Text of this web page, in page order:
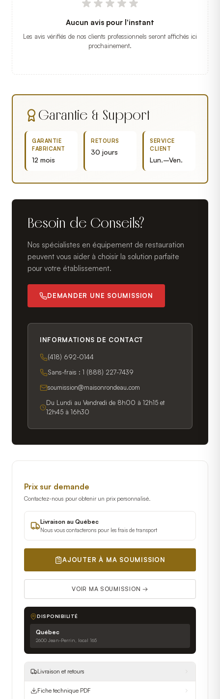
Aucun avis pour l'instant
Les avis vérifiés de nos clients professionnels seront affichés ici
prochainement.
Garantie & Support
GARANTIE
FABRICANT
12 mois
RETOURS
30 jours
SERVICE
CLIENT
Lun.–Ven.
Besoin de Conseils?
Nos spécialistes en équipement de restauration
peuvent vous aider à choisir la solution parfaite
pour votre établissement.
DEMANDER UNE SOUMISSION
INFORMATIONS DE CONTACT
(418) 692-0144
Sans-frais : 1 (888) 227-7439
soumission@maisonrondeau.com
Du Lundi au Vendredi de 8h00 à 12h15 et
12h45 à 16h30
Prix sur demande
Contactez-nous pour obtenir un prix personnalisé.
Livraison au Québec
Nous vous contacterons pour les frais de transport
AJOUTER À MA SOUMISSION
VOIR MA SOUMISSION →
DISPONIBILITÉ
Québec
2600 Jean-Perrin, local 165
Livraison et retours
Fiche technique PDF